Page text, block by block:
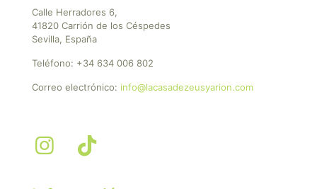
Calle Herradores 6,
41820 Carrión de los Céspedes
Sevilla, España
Teléfono: +34 634 006 802
Correo electrónico: info@lacasadezeusyarion.com